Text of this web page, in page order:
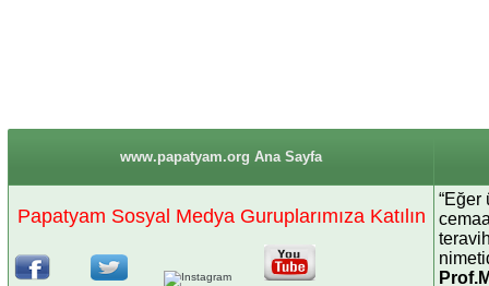
www.papatyam.org Ana Sayfa
Papatyam Sosyal Medya Guruplarımıza Katılın
“Eğer